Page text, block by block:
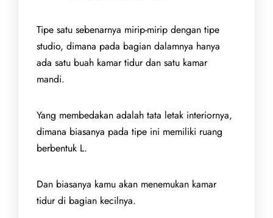
Tipe satu sebenarnya mirip-mirip dengan tipe
studio, dimana pada bagian dalamnya hanya
ada satu buah kamar tidur dan satu kamar
mandi.
Yang membedakan adalah tata letak interiornya,
dimana biasanya pada tipe ini memiliki ruang
berbentuk L.
Dan biasanya kamu akan menemukan kamar
tidur di bagian kecilnya.